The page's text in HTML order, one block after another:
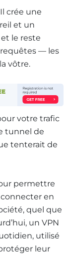
crée une
et un
le reste
requêtes — les
vôtre.
votre trafic
tunnel de
tenterait de
permettre
en
quel que
un VPN
utilisé
leur